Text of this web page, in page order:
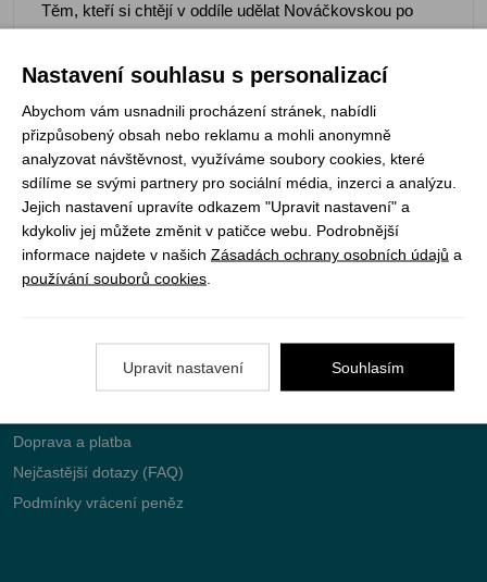
Těm, kteří si chtějí v oddíle udělat Nováčkovskou po
Registrujte se k odběru newsletteru a už Vám
nic neunikne
ODEBÍRAT
Vše o nákupu
Doprava a platba
Nejčastější dotazy (FAQ)
Podmínky vrácení peněz
Nastavení souhlasu s personalizací
Abychom vám usnadnili procházení stránek, nabídli
přizpůsobený obsah nebo reklamu a mohli anonymně
analyzovat návštěvnost, využíváme soubory cookies, které
sdílíme se svými partnery pro sociální média, inzerci a analýzu.
Jejich nastavení upravíte odkazem "Upravit nastavení" a
kdykoliv jej můžete změnit v patičce webu. Podrobnější
informace najdete v našich Zásadách ochrany osobních údajů a
používání souborů cookies
Upravit nastavení Souhlasím